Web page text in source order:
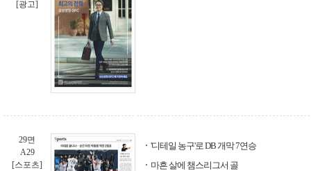
[광고]
29면
A29
[스포츠]
'디테일 농구'로 DB 개막 7연승
마흔 살에 챔스리그서 골